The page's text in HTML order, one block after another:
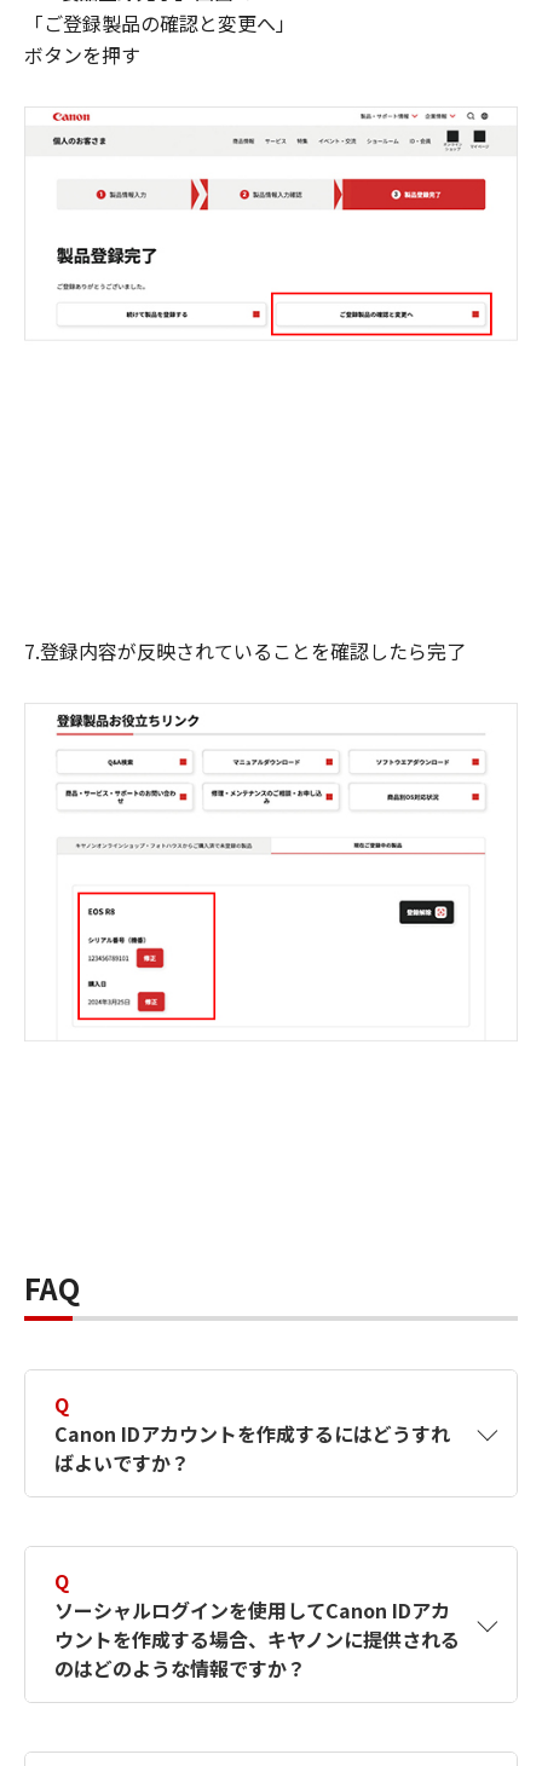
「ご登録製品の確認と変更へ」
ボタンを押す
7.登録内容が反映されていることを確認したら完了
FAQ
Q
Canon IDアカウントを作成するにはどうすれ
ばよいですか？
す。詳しい作成方法は【カメラ】Canon IDとは
何ですか？Canon IDの作成方法は？をご確認く
ださい。
Q
ソーシャルログインを使用してCanon IDアカ
ウントを作成する場合、キヤノンに提供される
のはどのような情報ですか？